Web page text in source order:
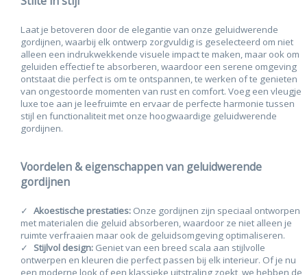
Laat je betoveren door de elegantie van onze geluidwerende
gordijnen, waarbij elk ontwerp zorgvuldig is geselecteerd om niet
alleen een indrukwekkende visuele impact te maken, maar ook om
geluiden effectief te absorberen, waardoor een serene omgeving
ontstaat die perfect is om te ontspannen, te werken of te genieten
van ongestoorde momenten van rust en comfort. Voeg een vleugje
luxe toe aan je leefruimte en ervaar de perfecte harmonie tussen
stijl en functionaliteit met onze hoogwaardige geluidwerende
gordijnen.
Voordelen & eigenschappen van geluidwerende
gordijnen
Akoestische prestaties: Onze gordijnen zijn speciaal ontworpen
met materialen die geluid absorberen, waardoor ze niet alleen je
ruimte verfraaien maar ook de geluidsomgeving optimaliseren.
Stijlvol design: Geniet van een breed scala aan stijlvolle
ontwerpen en kleuren die perfect passen bij elk interieur. Of je nu
een moderne look of een klassieke uitstraling zoekt, we hebben de